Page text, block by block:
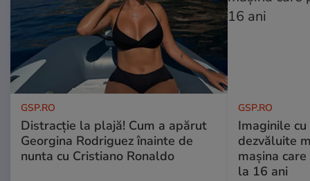
GSP.RO
Distracție la plajă! Cum a apărut
Georgina Rodriguez înainte de
nunta cu Cristiano Ronaldo
GSP.RO
Imaginile
dezvăluite
mașina
la 16 ani